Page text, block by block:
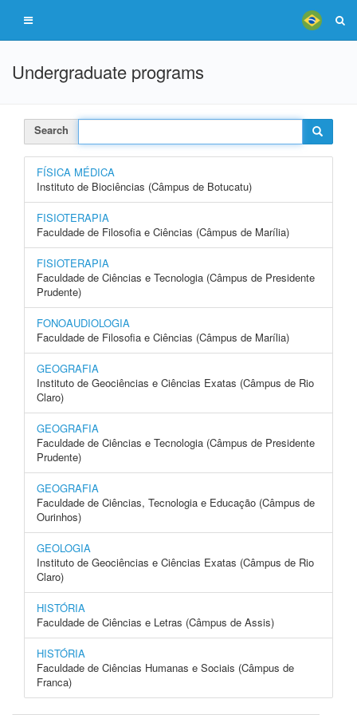
Undergraduate programs
Search
FÍSICA MÉDICA
Instituto de Biociências (Câmpus de Botucatu)
FISIOTERAPIA
Faculdade de Filosofia e Ciências (Câmpus de Marília)
FISIOTERAPIA
Faculdade de Ciências e Tecnologia (Câmpus de Presidente
Prudente)
FONOAUDIOLOGIA
Faculdade de Filosofia e Ciências (Câmpus de Marília)
GEOGRAFIA
Instituto de Geociências e Ciências Exatas (Câmpus de Rio
Claro)
GEOGRAFIA
Faculdade de Ciências e Tecnologia (Câmpus de Presidente
Prudente)
GEOGRAFIA
Faculdade de Ciências, Tecnologia e Educação (Câmpus de
Ourinhos)
GEOLOGIA
Instituto de Geociências e Ciências Exatas (Câmpus de Rio
Claro)
HISTÓRIA
Faculdade de Ciências e Letras (Câmpus de Assis)
HISTÓRIA
Faculdade de Ciências Humanas e Sociais (Câmpus de
Franca)